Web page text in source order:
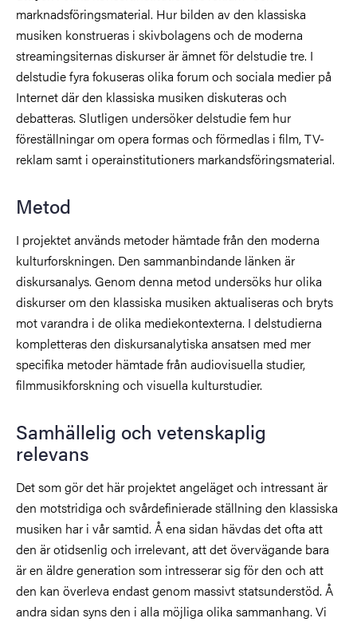
marknadsföringsmaterial. Hur bilden av den klassiska
musiken konstrueras i skivbolagens och de moderna
streamingsiternas diskurser är ämnet för delstudie tre. I
delstudie fyra fokuseras olika forum och sociala medier på
Internet där den klassiska musiken diskuteras och
debatteras. Slutligen undersöker delstudie fem hur
föreställningar om opera formas och förmedlas i film, TV-
reklam samt i operainstitutioners markandsföringsmaterial.
Metod
I projektet används metoder hämtade från den moderna
kulturforskningen. Den sammanbindande länken är
diskursanalys. Genom denna metod undersöks hur olika
diskurser om den klassiska musiken aktualiseras och bryts
mot varandra i de olika mediekontexterna. I delstudierna
kompletteras den diskursanalytiska ansatsen med mer
specifika metoder hämtade från audiovisuella studier,
filmmusikforskning och visuella kulturstudier.
Samhällelig och vetenskaplig
relevans
Det som gör det här projektet angeläget och intressant är
den motstridiga och svårdefinierade ställning den klassiska
musiken har i vår samtid. Å ena sidan hävdas det ofta att
den är otidsenlig och irrelevant, att det övervägande bara
är en äldre generation som intresserar sig för den och att
den kan överleva endast genom massivt statsunderstöd. Å
andra sidan syns den i alla möjliga olika sammanhang. Vi